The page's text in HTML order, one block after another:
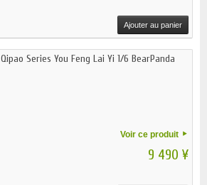
Ajouter au panier
Qipao Series You Feng Lai Yi 1/6 BearPanda
Voir ce produit
9 490 ¥